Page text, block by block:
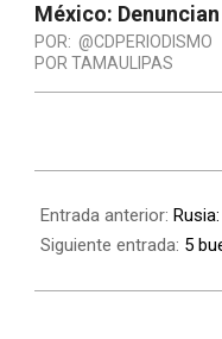
México:
POR: @CDPERIODISMO
POR TAMAULIPAS
Entrada anterior:
Siguiente entrada: 5